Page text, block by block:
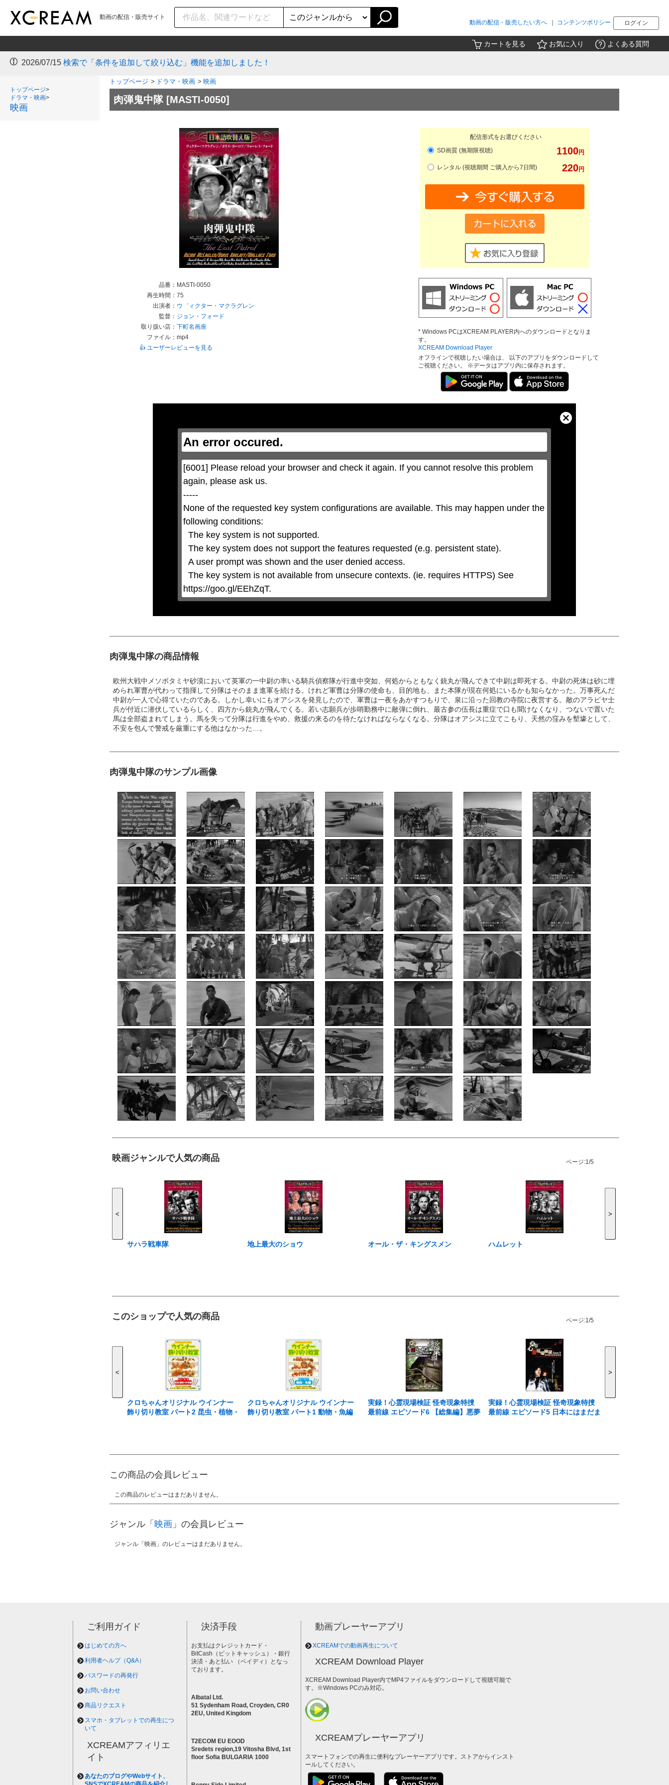
動画の配信・販売サイト
ログイン
コンテンツポリシー
動画の配信・販売したい方へ
カートを見る お気に入り よくある質問
2026/07/15 検索で「条件を追加して絞り込む」機能を追加しました！
トップページ>
ドラマ・映画>
映画
トップページ > ドラマ・映画 > 映画
肉弾鬼中隊 [MASTI-0050]
品番： MASTI-0050
再生時間： 75
出演者： ウ゛ィクター・マクラグレン
監督： ジョン・フォード
取り扱い店： 下町名画座
ファイル： mp4
👍 ユーザーレビューを見る
配信形式をお選びください
1100円
SD画質 (無期限視聴)
220円
レンタル (視聴期間 ご購入から7日間)
* Windows PCはXCREAM PLAYER内へのダウンロードとなりま
す。
XCREAM Download Player
オフラインで視聴したい場合は、 以下のアプリをダウンロードして
ご視聴ください。 ※データはアプリ内に保存されます。
An error occured.
[6001] Please reload your browser and check it again. If you cannot resolve this problem
again, please ask us.
-----
None of the requested key system configurations are available. This may happen under the
following conditions:
https://goo.gl/EEhZqT.
Close
Modal
Dialog
肉弾鬼中隊の商品情報
欧州大戦中メソポタミヤ砂漠において英軍の一中尉の率いる騎兵偵察隊が行進中突如、何処からともなく銃丸が飛んできて中尉は即死する。中尉の死体は砂に埋
められ軍曹が代わって指揮して分隊はそのまま進軍を続ける。けれど軍曹は分隊の使命も、目的地も、また本隊が現在何処にいるかも知らなかった。万事死んだ
中尉が一人で心得ていたのである。しかし幸いにもオアシスを発見したので、軍曹は一夜をあかすつもりで、泉に沿った回教の寺院に夜営する。敵のアラビヤ士
兵が付近に潜伏しているらしく、四方から銃丸が飛んでくる。若い志願兵が歩哨勤務中に敵弾に倒れ、最古参の伍長は重症で口も聞けなくなり、つないで置いた
馬は全部盗まれてしまう。馬を失って分隊は行進をやめ、救援の来るのを待たなければならなくなる。分隊はオアシスに立てこもり、天然の窪みを塹壕として、
不安を包んで警戒を厳重にする他はなかった…。
肉弾鬼中隊のサンプル画像
映画ジャンルで人気の商品 ページ:1/5
<
サハラ戦車隊 地上最大のショウ オール・ザ・キングスメン ハムレット
>
このショップで人気の商品 ページ:1/5
<
クロちゃんオリジナル ウインナー
飾り切り教室 パート2 昆虫・植物・
クロちゃんオリジナル ウインナー
飾り切り教室 パート1 動物・魚編
実録！心霊現場検証 怪奇現象特捜
最前線 エピソード6 【総集編】悪夢
実録！心霊現場検証 怪奇現象特捜
最前線 エピソード5 日本にはまだま
>
この商品の会員レビュー
この商品のレビューはまだありません。
ジャンル「 映画 」の会員レビュー
ジャンル「映画」のレビューはまだありません。
ご利用ガイド
はじめての方へ
利用者ヘルプ（Q&A）
パスワードの再発行
お問い合わせ
商品リクエスト
スマホ・タブレットでの再生につ
いて
XCREAMアフィリエ
イト
あなたのブログやWebサイト、
決済手段
お支払はクレジットカード・
BitCash（ビットキャッシュ）・銀行
決済・あと払い （ペイディ）となっ
ております。
Albatal Ltd.
51 Sydenham Road, Croyden, CR0
2EU, United Kingdom
T2ECOM EU EOOD
Sredets region,19 Vitosha Blvd, 1st
floor Sofia BULGARIA 1000
動画プレーヤーアプリ
XCREAMでの動画再生について
XCREAM Download Player
XCREAM Download Player内でMP4ファイルをダウンロードして視聴可能で
す。※Windows PCのみ対応。
XCREAMプレーヤーアプリ
スマートフォンでの再生に便利なプレーヤーアプリです。ストアからインスト
ールしてください。